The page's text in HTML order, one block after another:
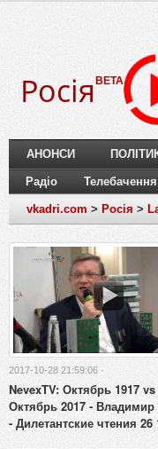
Росія BETA
АНОНСИ
Радіо Телебачення
vkadri.com > Росія >
2017-10-28 21:59:06 ·
NevexTV: Октябрь 1917 vs
Октябрь 2017 -
- Дилетантские чтения 26